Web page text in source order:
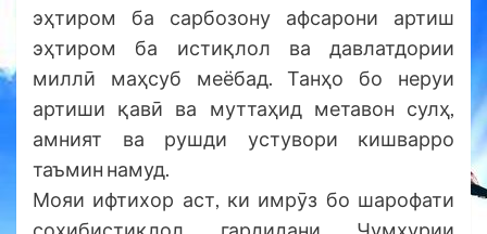
эҳтиром ба сарбозону афсарони артиш
эҳтиром ба истиқлол ва давлатдории
миллӣ маҳсуб меёбад. Танҳо бо неруи
артиши қавӣ ва муттаҳид метавон сулҳ,
амният ва рушди устувори кишварро
таъмин намуд.
Мояи ифтихор аст, ки имрӯз бо шарофати